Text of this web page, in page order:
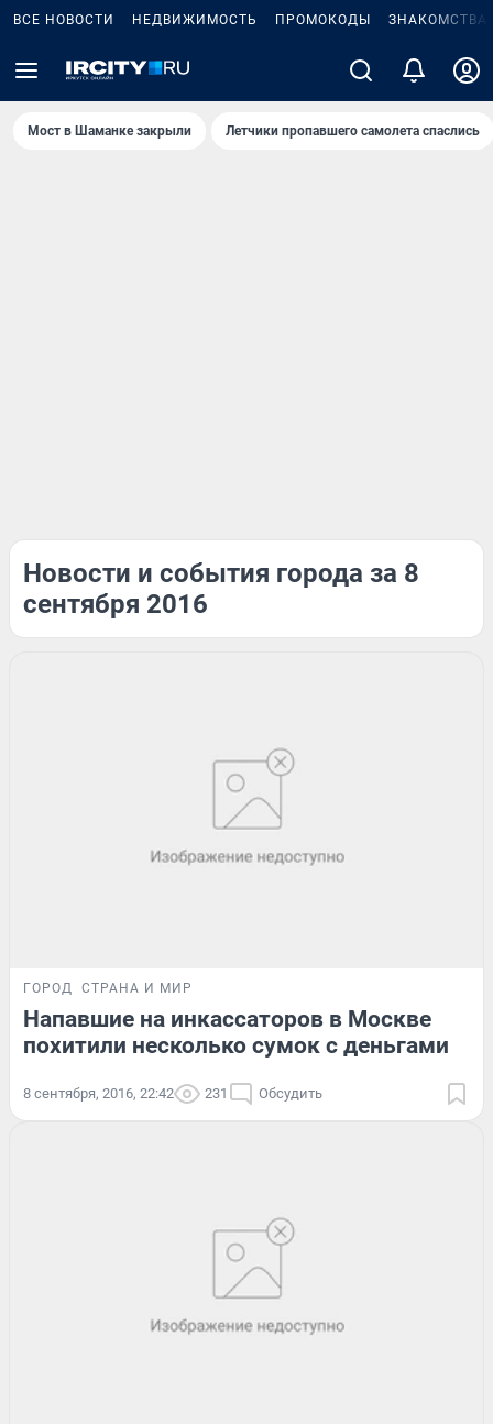
ВСЕ НОВОСТИ НЕДВИЖИМОСТЬ ПРОМОКОДЫ ЗНАКОМСТВА
Мост в Шаманке закрыли Летчики пропавшего самолета спаслись
Новости и события города за 8
сентября 2016
ГОРОД СТРАНА И МИР
Напавшие на инкассаторов в Москве
похитили несколько сумок с деньгами
8 сентября, 2016, 22:42 231 Обсудить